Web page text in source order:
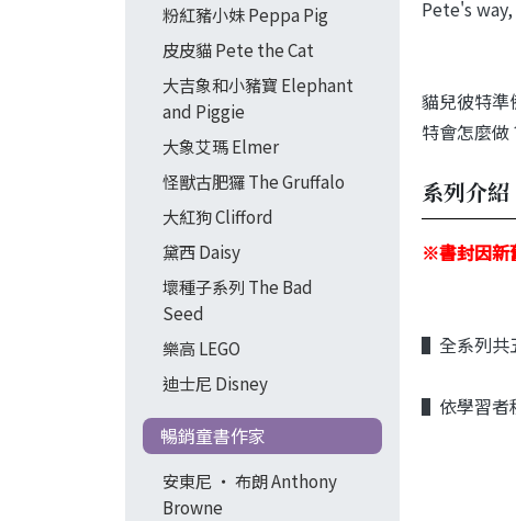
粉紅豬小妹 Peppa Pig
皮皮貓 Pete the Cat
大吉象和小豬寶 Elephant
and Piggie
大象艾瑪 Elmer
怪獸古肥玀 The Gruffalo
大紅狗 Clifford
黛西 Daisy
壞種子系列 The Bad
Seed
樂高 LEGO
迪士尼 Disney
暢銷童書作家
安東尼 ‧ 布朗 Anthony
Browne
Pete's
貓兒彼特準
特會怎麼做
系列介紹
※書封因新
▌全系列共
▌依學習者